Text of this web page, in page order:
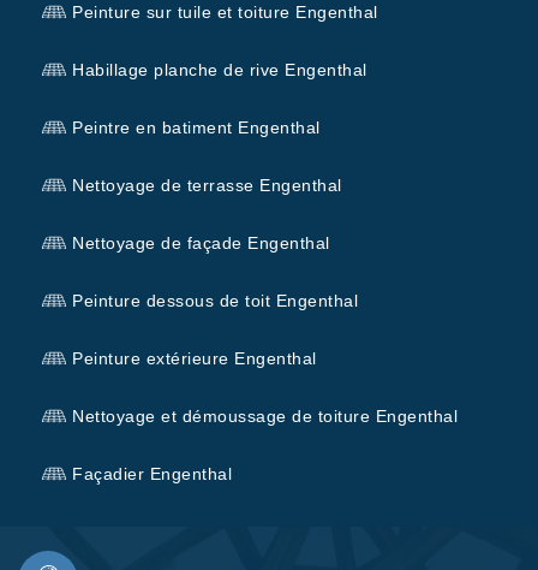
Peinture sur tuile et toiture Engenthal
Habillage planche de rive Engenthal
Peintre en batiment Engenthal
Nettoyage de terrasse Engenthal
Nettoyage de façade Engenthal
Peinture dessous de toit Engenthal
Peinture extérieure Engenthal
Nettoyage et démoussage de toiture Engenthal
Façadier Engenthal